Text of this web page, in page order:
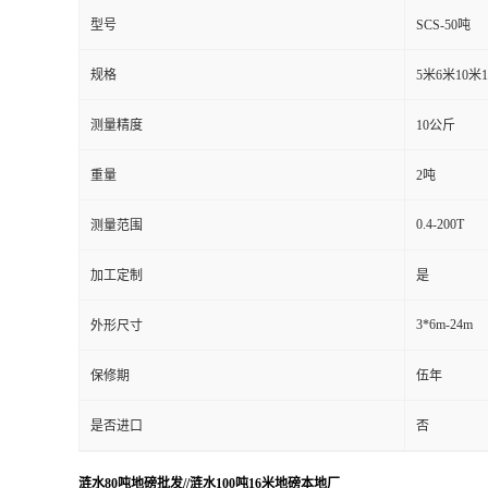
型号 SCS-50吨
规格 5米6米10米
测量精度 10公斤
重量 2吨
测量范围 0.4-200T
加工定制 是
外形尺寸 3*6m-24m
保修期 伍年
是否进口 否
涟水80吨地磅批发//涟水100吨16米地磅本地厂